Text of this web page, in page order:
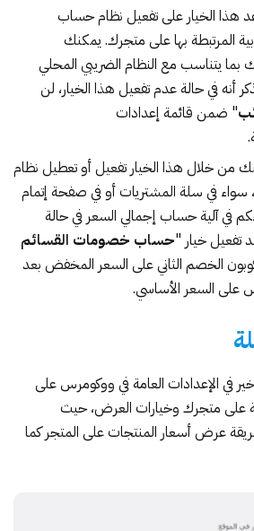
هذا الخيار على تفعيل نظام حساب
المرتبطة بها على متجرك. يمكنك
يتناسب مع النظام الضريبي المحلي
أنه في حالة عدم تفعيل هذا الخيار، لن
" ضمن قائمة إعدادات
من خلال هذا الخيار تفعيل أو تعطيل نظام
سواء في سلة المشتريات أو في صفحة إتمام
في آلية حساب إجمالي السعر في حالة
تفعيل خيار "حساب خصومات القسائم
الخصم الثاني على السعر المخفض بعد
على السعر الأساسي.
في الإعدادات العامة في ووكومرس على
على متجرك وخيارات العرض، حيث
عرض أسعار المنتجات على المتجر كما